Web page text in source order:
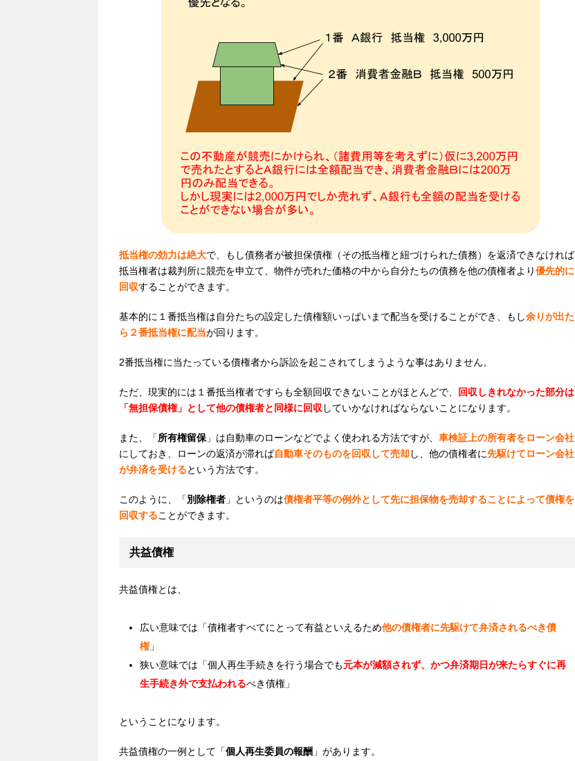
抵当権の効力は絶大で、もし債務者が被担保債権（その抵当権と紐づけられた債務）を返済できなければ
抵当権者は裁判所に競売を申立て、物件が売れた価格の中から自分たちの債務を他の債権者より優先的に
回収することができます。
基本的に１番抵当権は自分たちの設定した債権額いっぱいまで配当を受けることができ、もし余りが出た
ら２番抵当権に配当が回ります。
2番抵当権に当たっている債権者から訴訟を起こされてしまうような事はありません。
ただ、現実的には１番抵当権者ですらも全額回収できないことがほとんどで、
回収しきれなかった部分は
「無担保債権」として他の債権者と同様に回収していかなければならないことになります。
また、「所有権留保」は自動車のローンなどでよく使われる方法ですが、 車検証上の所有者をローン会社
にしておき、ローンの返済が滞れば自動車そのものを回収して売却し、他の債権者に先駆けてローン会社
が弁済を受けるという方法です。
このように、「別除権者 」というのは債権者平等の例外として先に担保物を売却することによって債権を
回収することができます。
共益債権
共益債権とは、
広い意味では 「債権者すべてにとって有益といえるため他の債権者に先駆けて弁済されるべき債
権」
狭い意味では 「個人再生手続きを行う場合でも元本が減額されず、かつ弁済期日が来たらすぐに再
生手続き外で支払われるべき債権」
ということになります。
共益債権の一例として「個人再生委員の報酬 」があります。